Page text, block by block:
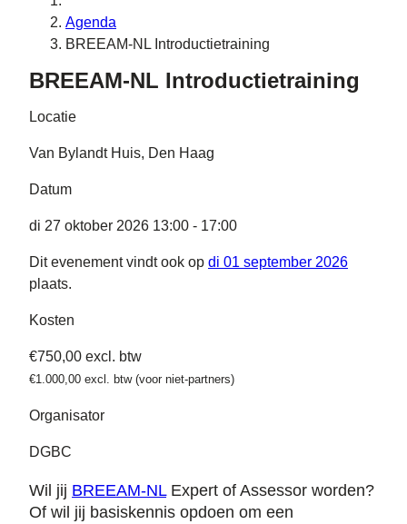
Agenda
BREEAM-NL Introductietraining
BREEAM-NL Introductietraining
Locatie
Van Bylandt Huis, Den Haag
Datum
di 27 oktober 2026 13:00 - 17:00
Dit evenement vindt ook op di 01 september 2026
plaats.
Kosten
€750,00 excl. btw
€1.000,00 excl. btw (voor niet-partners)
Organisator
DGBC
Wil jij BREEAM-NLExpert of Assessor worden?
Of wil jij basiskennis opdoen om een